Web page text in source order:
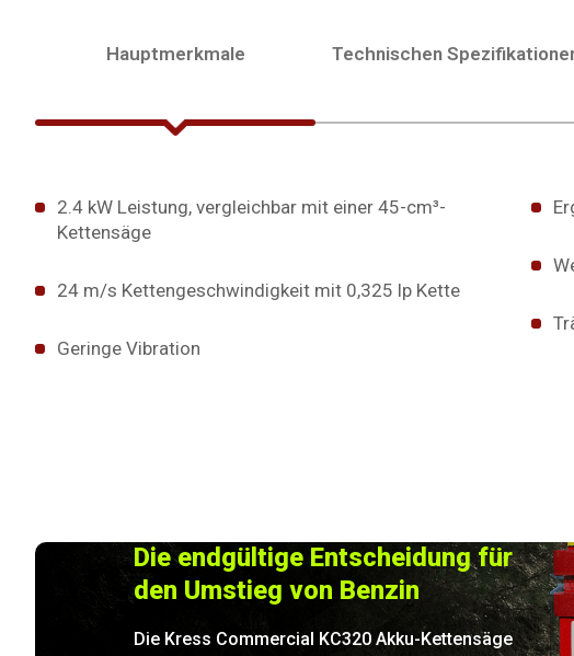
Hauptmerkmale Technischen
2.4 kW Leistung, vergleichbar mit einer 45-cm³-
Kettensäge
24 m/s Kettengeschwindigkeit mit 0,325 lp Kette
Geringe Vibration
Die endgültige Entscheidung für
den Umstieg von Benzin
Die Kress Commercial KC320 Akku-Kettensäge